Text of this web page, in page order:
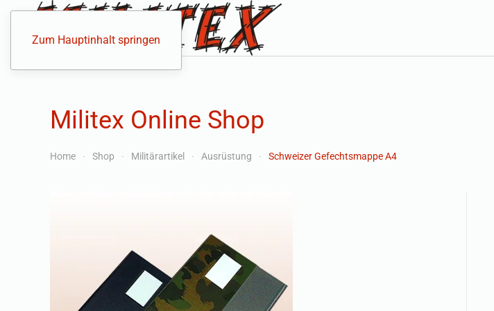
Zum Hauptinhalt springen
Militex Online Shop
Home Shop Militärartikel Ausrüstung Schweizer Gefechtsmappe A4